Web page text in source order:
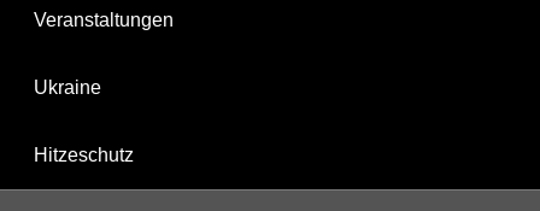
Veranstaltungen
Ukraine
Hitzeschutz